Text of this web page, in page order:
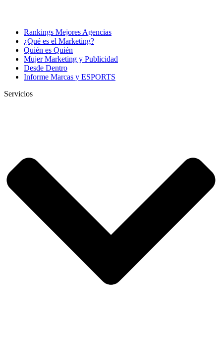
Rankings Mejores Agencias
¿Qué es el Marketing?
Quién es Quién
Mujer Marketing y Publicidad
Desde Dentro
Informe Marcas y ESPORTS
Servicios